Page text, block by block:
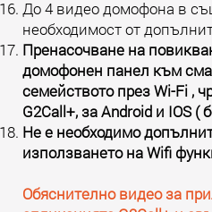
До 4 видео домофона в
необходимост от
Пренасочване на
домофонен панел към
семейството през Wi-Fi ,
G2Call+, за Android и IOS (
Не е необходимо
използването на Wifi
Обяснително видео за